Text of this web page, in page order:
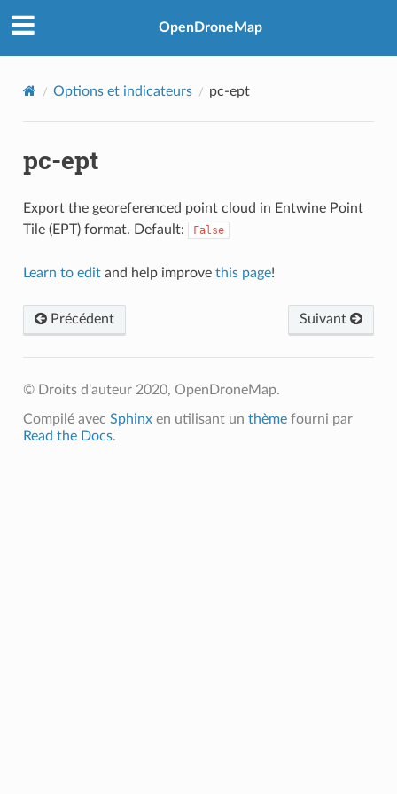
OpenDroneMap
Options et indicateurs pc-ept
pc-ept
Export the georeferenced point cloud in Entwine Point
Tile (EPT) format. Default:
False
Learn to editand help improve this page!
Précédent Suivant
© Droits d'auteur 2020, OpenDroneMap.
Compilé avec Sphinxen utilisant un thèmefourni par
Read the Docs.